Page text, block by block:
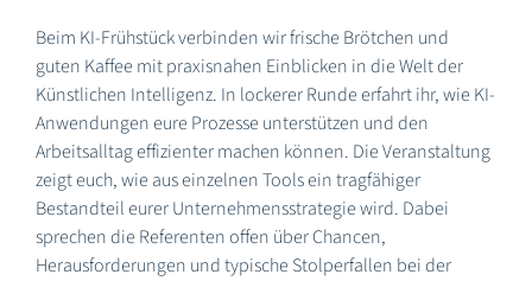
Beim KI-Frühstück verbinden wir frische Brötchen und
guten Kaffee mit praxisnahen Einblicken in die Welt der
Künstlichen Intelligenz. In lockerer Runde erfahrt ihr, wie KI-
Anwendungen eure Prozesse unterstützen und den
Arbeitsalltag effizienter machen können. Die Veranstaltung
zeigt euch, wie aus einzelnen Tools ein tragfähiger
Bestandteil eurer Unternehmensstrategie wird. Dabei
sprechen die Referenten offen über Chancen,
Herausforderungen und typische Stolperfallen bei der